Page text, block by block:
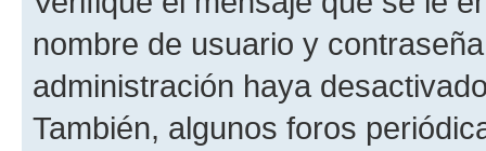
nombre de usuario y
administración haya
También, algunos foros